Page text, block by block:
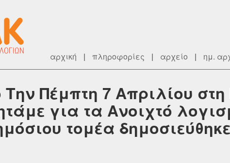
αρχική | πληροφορίες | αρχείο | ημ.
Πέμπτη 7 Απριλίου στη
για τα Ανοιχτό
τομέα